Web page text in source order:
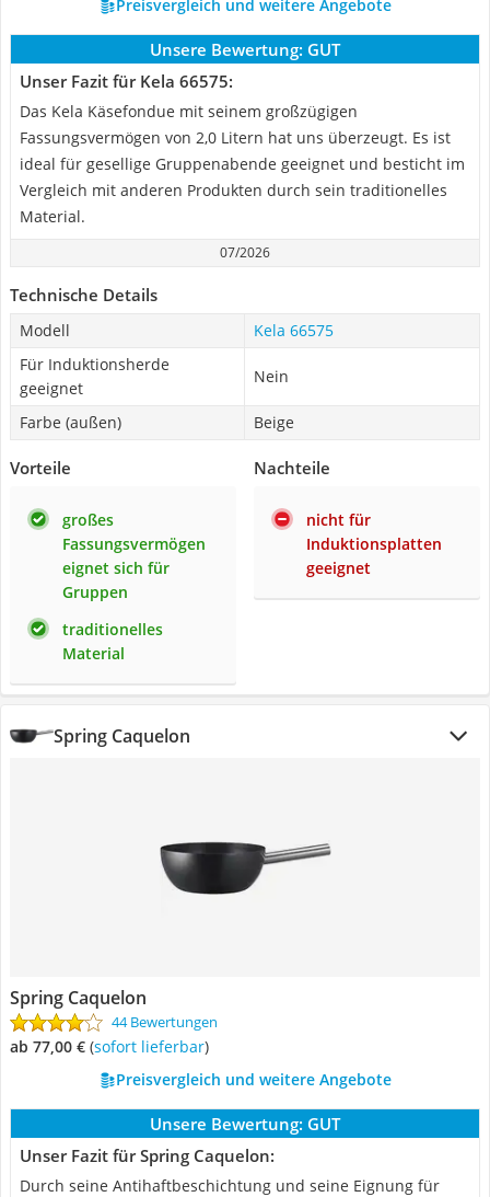
Preisvergleich und weitere Angebote
Unsere Bewertung: GUT
Unser Fazit für Kela 66575:
Das Kela Käsefondue mit seinem großzügigen
Fassungsvermögen von 2,0 Litern hat uns überzeugt. Es ist
ideal für gesellige Gruppenabende geeignet und besticht im
Vergleich mit anderen Produkten durch sein traditionelles
Material.
07/2026
Technische Details
Modell
Kela 66575
Für Induktionsherde
geeignet
Nein
Farbe (außen) Beige
Vorteile
großes
Fassungsvermögen
eignet sich für
Gruppen
traditionelles
Material
Nachteile
nicht für
Induktionsplatten
geeignet
Spring Caquelon
Spring Caquelon
44 Bewertungen
ab 77,00 € ( Sofort lieferbar)
Preisvergleich und weitere Angebote
Unsere Bewertung: GUT
Unser Fazit für Spring Caquelon:
Durch seine Antihaftbeschichtung und seine Eignung für